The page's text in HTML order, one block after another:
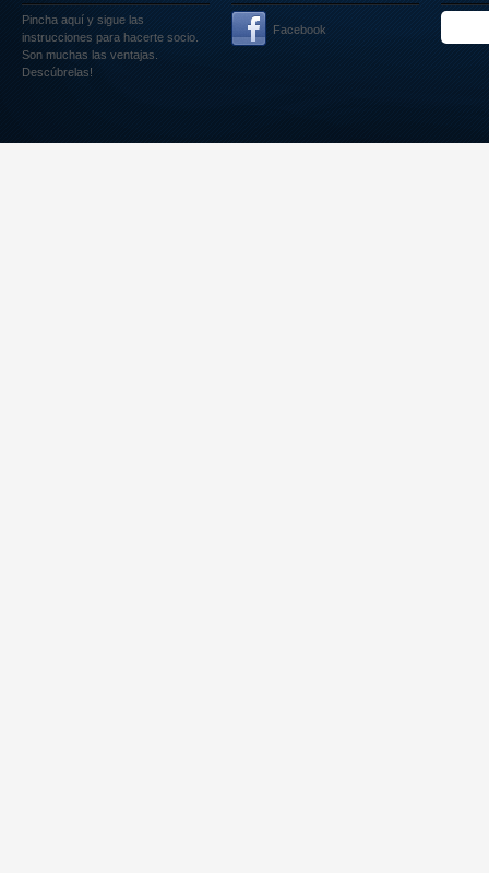
Pincha aquí y sigue las
instrucciones para hacerte socio.
Son muchas las ventajas.
Descúbrelas!
Facebook